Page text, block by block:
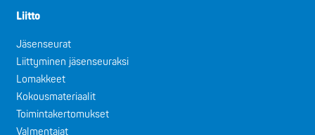
Liitto
Jäsenseurat
Liittyminen jäsenseuraksi
Lomakkeet
Kokousmateriaalit
Toimintakertomukset
Valmentajat